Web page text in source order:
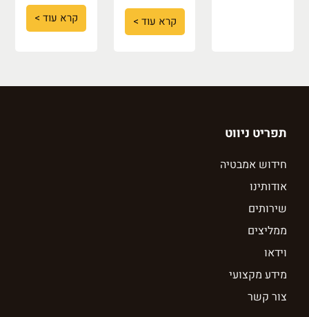
קרא עוד >
קרא עוד >
תפריט ניווט
חידוש אמבטיה
אודותינו
שירותים
ממליצים
וידאו
מידע מקצועי
צור קשר